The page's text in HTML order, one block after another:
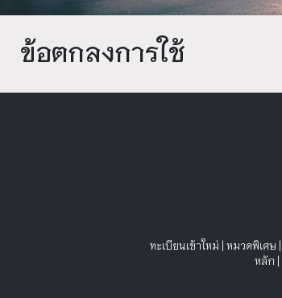
ข้อตกลงการใช้
ทะเบียนเข้าใหม่ | หมวดพิเศษ |
หลัก |